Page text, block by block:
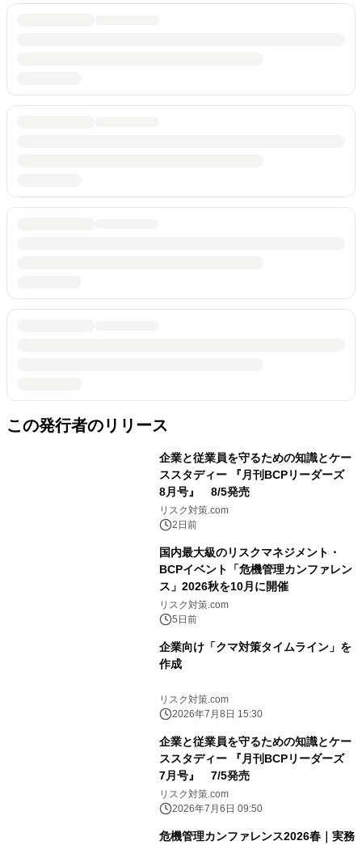
この発行者のリリース
企業と従業員を守るための知識とケー
ススタディー 『月刊BCPリーダーズ
8月号』 8/5発売
リスク対策.com
2日前
国内最大級のリスクマネジメント・
BCPイベント「危機管理カンファレン
ス」2026秋を10月に開催
リスク対策.com
5日前
企業向け「クマ対策タイムライン」を
作成
リスク対策.com
2026年7月8日 15:30
企業と従業員を守るための知識とケー
ススタディー 『月刊BCPリーダーズ
7月号』 7/5発売
リスク対策.com
2026年7月6日 09:50
危機管理カンファレンス2026春｜実務